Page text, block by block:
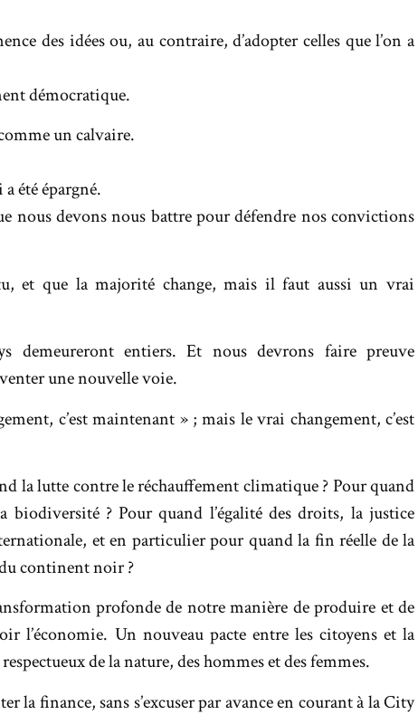
des idées ou, au contraire, d’adopter celles que l’on a
démocratique.
un calvaire.
a été épargné.
nous devons nous battre pour défendre nos convictions
et que la majorité change, mais il faut aussi un vrai
demeureront entiers. Et nous devrons faire preuve
une nouvelle voie.
c’est maintenant » ; mais le vrai changement, c’est
la lutte contre le réchauffement climatique ? Pour quand
biodiversité ? Pour quand l’égalité des droits, la justice
et en particulier pour quand la fin réelle de la
continent noir ?
profonde de notre manière de produire et de
l’économie. Un nouveau pacte entre les citoyens et la
de la nature, des hommes et des femmes.
la finance, sans s’excuser par avance en courant à la City